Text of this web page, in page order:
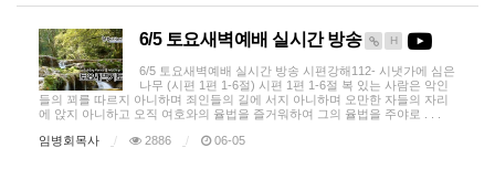
6/5 토요새벽예배 실시간 방송 H
6/5 토요새벽예배 실시간 방송 시편강해112- 시냇가에 심은
나무 (시편 1편 1-6절) 시편 1편 1-6절 복 있는 사람은 악인
들의 꾀를 따르지 아니하며 죄인들의 길에 서지 아니하며 오만한 자들의 자리
에 앉지 아니하고 오직 여호와의 율법을 즐거워하여 그의 율법을 주야로 . . .
임병회목사
2886 06-05